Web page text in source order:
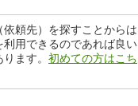
頼先）を探すことからは
用できるのであれば良い
ます。 初めての方はこち